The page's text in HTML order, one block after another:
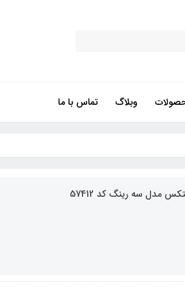
وبلاگ تماس با ما
مدل سه رینگ کد 57412